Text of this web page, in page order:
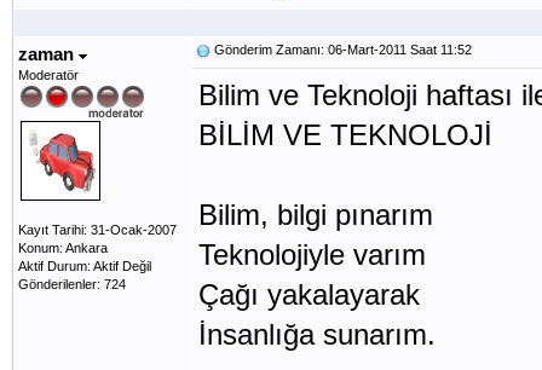
zaman
Moderatör
Kayıt Tarihi: 31-Ocak-2007
Konum: Ankara
Aktif Durum: Aktif Değil
Gönderilenler: 724
Gönderim Zamanı: 06-Mart-2011 Saat 11:52
Bilim ve Teknoloji haftası
BİLİM VE TEKNOLOJİ
Bilim, bilgi pınarım
Teknolojiyle varım
Çağı yakalayarak
İnsanlığa sunarım.